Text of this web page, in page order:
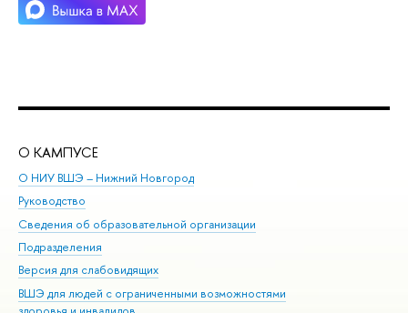
О КАМПУСЕ
О НИУ ВШЭ – Нижний Новгород
Руководство
Сведения об образовательной организации
Подразделения
Версия для слабовидящих
ВШЭ для людей с ограниченными возможностями